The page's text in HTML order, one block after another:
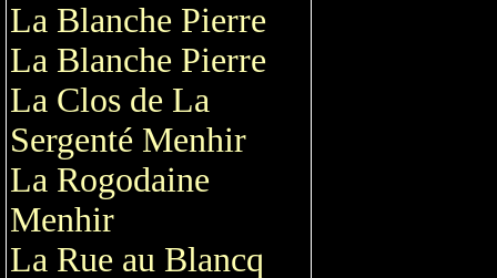
La Blanche Pierre
La Blanche Pierre
La Clos de La
Sergenté Menhir
La Rogodaine
Menhir
La Rue au Blancq